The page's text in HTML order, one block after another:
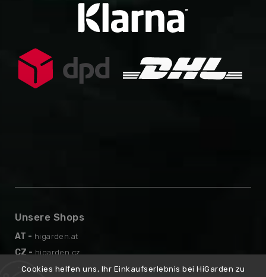
Cookies helfen uns, Ihr Einkaufserlebnis bei HiGarden zu
Unsere Shops
AT - higarden.at
CZ - higarden.cz
EN - higarden.eu